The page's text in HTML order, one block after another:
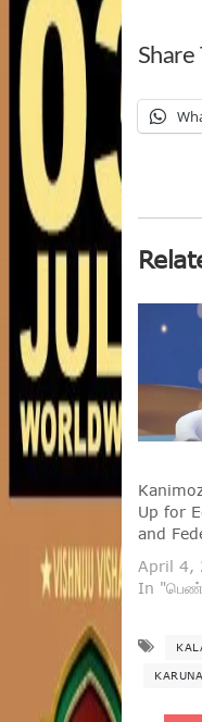
Share
Up for
and
April 4,
In